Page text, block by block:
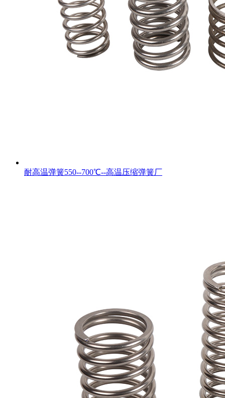
耐高温弹簧550--700℃--高温压缩弹簧厂